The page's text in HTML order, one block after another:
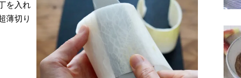
を入れ
薄切り